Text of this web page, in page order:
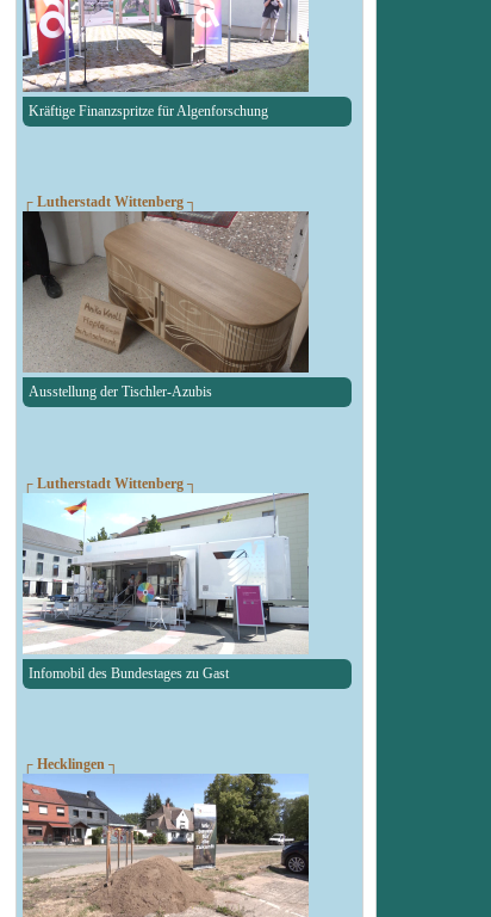
Kräftige Finanzspritze für Algenforschung
┌ Lutherstadt Wittenberg ┐
Ausstellung der Tischler-Azubis
┌ Lutherstadt Wittenberg ┐
Infomobil des Bundestages zu Gast
┌ Hecklingen ┐